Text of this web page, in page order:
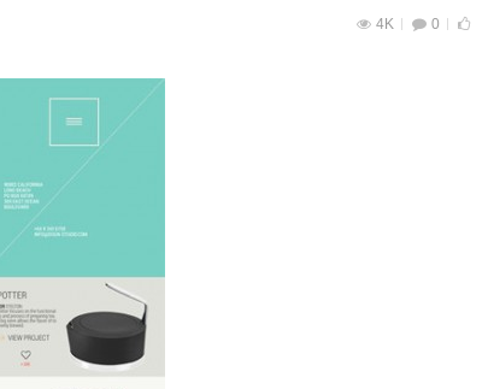
4K 0
48个免费的Photoshop动作